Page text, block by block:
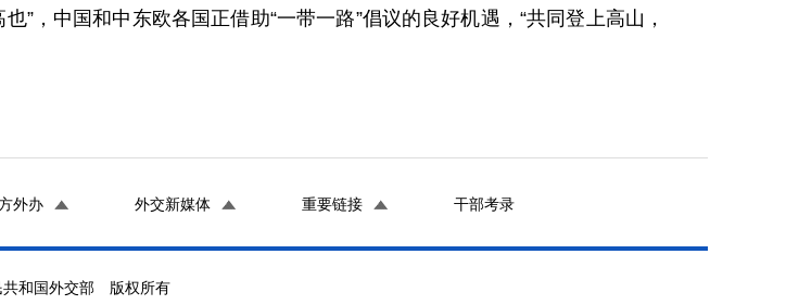
，中国和中东欧各国正借助“一带一路”倡议的良好机遇，“共同登上高山，
外办 外交新媒体 重要链接 干部考录
共和国外交部 版权所有